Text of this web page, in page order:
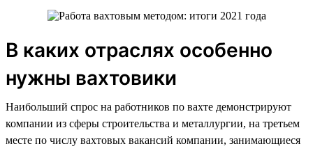
В каких отраслях особенно
нужны вахтовики
Наибольший спрос на работников по вахте демонстрируют
компании из сферы строительства и металлургии, на третьем
месте по числу вахтовых вакансий компании, занимающиеся